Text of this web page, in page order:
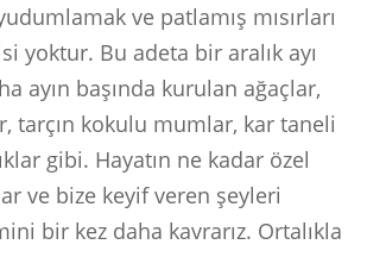
ve patlamış mısırları
yoktur. Bu adeta bir aralık ayı
ayın başında kurulan ağaçlar,
tarçın kokulu mumlar, kar taneli
gibi. Hayatın ne kadar özel
ve bize keyif veren şeyleri
bir kez daha kavrarız. Ortalıkla